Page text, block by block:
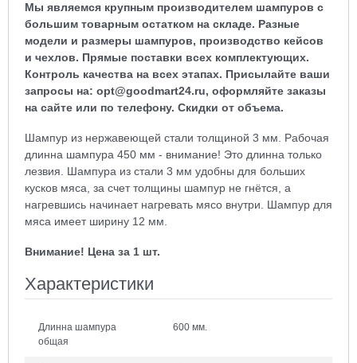
Мы являемся крупным производителем шампуров с
большим товарным остатком на складе. Разные
модели и размеры шампуров, производство кейсов
и чехлов. Прямые поставки всех комплектующих.
Контроль качества на всех этапах. Присылайте ваши
запросы на: opt@goodmart24.ru, оформляйте заказы
на сайте или по телефону. Скидки от объема.
Шампур из нержавеющей стали толщиной 3 мм. Рабочая
длинна шампура 450 мм - внимание! Это длинна только
лезвия. Шампура из стали 3 мм удобны для больших
кусков мяса, за счет толщины шампур не гнётся, а
нагревшись начинает нагревать мясо внутри. Шампур для
мяса имеет ширину 12 мм.
Внимание! Цена за 1 шт.
Характеристики
Длинна шампура
общая
600 мм.